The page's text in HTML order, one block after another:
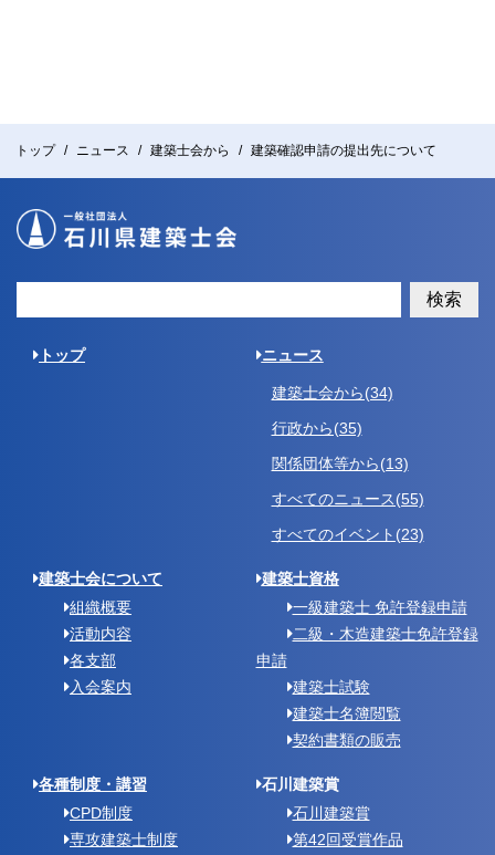
トップ ニュース 建築士会から 建築確認申請の提出先について
検索
トップ ニュース
建築士会から(34)
行政から(35)
関係団体等から(13)
すべてのニュース(55)
すべてのイベント(23)
建築士会について
組織概要
活動内容
各支部
入会案内
建築士資格
一級建築士 免許登録申請
二級・木造建築士免許登録
申請
建築士試験
建築士名簿閲覧
契約書類の販売
各種制度・講習
CPD制度
専攻建築士制度
石川建築賞
石川建築賞
第42回受賞作品